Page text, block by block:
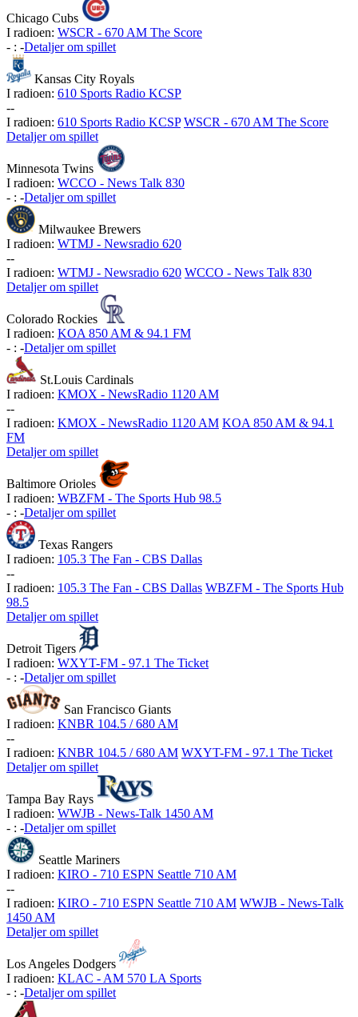
Chicago Cubs
I radioen: WSCR - 670 AM The Score
- : -Detaljer om spillet
Kansas City Royals
I radioen: 610 Sports Radio KCSP
--
I radioen: 610 Sports Radio KCSP WSCR - 670 AM The Score
Detaljer om spillet
Minnesota Twins
I radioen: WCCO - News Talk 830
- : -Detaljer om spillet
Milwaukee Brewers
I radioen: WTMJ - Newsradio 620
--
I radioen: WTMJ - Newsradio 620 WCCO - News Talk 830
Detaljer om spillet
Colorado Rockies
I radioen: KOA 850 AM & 94.1 FM
- : -Detaljer om spillet
St.Louis Cardinals
I radioen: KMOX - NewsRadio 1120 AM
--
I radioen: KMOX - NewsRadio 1120 AM KOA 850 AM & 94.1
FM
Detaljer om spillet
Baltimore Orioles
I radioen: WBZFM - The Sports Hub 98.5
- : -Detaljer om spillet
Texas Rangers
I radioen: 105.3 The Fan - CBS Dallas
--
I radioen: 105.3 The Fan - CBS Dallas WBZFM - The Sports Hub
98.5
Detaljer om spillet
Detroit Tigers
I radioen: WXYT-FM - 97.1 The Ticket
- : -Detaljer om spillet
San Francisco Giants
I radioen: KNBR 104.5 / 680 AM
--
I radioen: KNBR 104.5 / 680 AM WXYT-FM - 97.1 The Ticket
Detaljer om spillet
Tampa Bay Rays
I radioen: WWJB - News-Talk 1450 AM
- : -Detaljer om spillet
Seattle Mariners
I radioen: KIRO - 710 ESPN Seattle 710 AM
--
I radioen: KIRO - 710 ESPN Seattle 710 AM WWJB - News-Talk
1450 AM
Detaljer om spillet
Los Angeles Dodgers
I radioen: KLAC - AM 570 LA Sports
- : -Detaljer om spillet